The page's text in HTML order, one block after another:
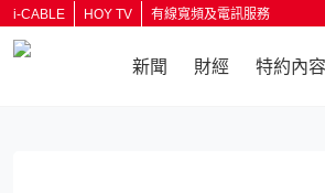
i-CABLE HOY TV 有線寬頻及電訊服務
新聞 財經 特約內容